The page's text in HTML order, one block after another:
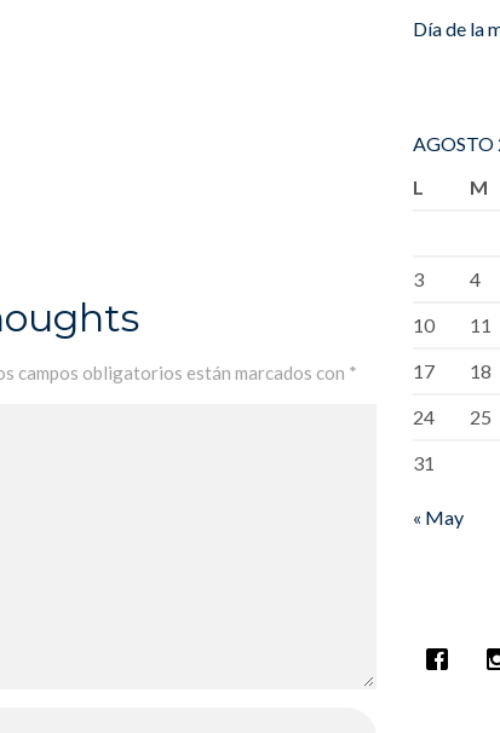
campos obligatorios están marcados con *
Día de la
AGOSTO
L
M
3
4
10
11
17
18
24
25
31
« May